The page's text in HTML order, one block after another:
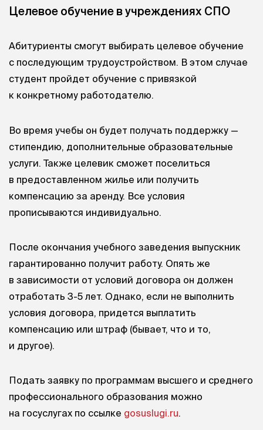
Целевое обучение в учреждениях СПО
Абитуриенты смогут выбирать целевое обучение
с последующим трудоустройством. В этом случае
студент пройдет обучение с привязкой
к конкретному работодателю.
Во время учебы он будет получать поддержку —
стипендию, дополнительные образовательные
услуги. Также целевик сможет поселиться
в предоставленном жилье или получить
компенсацию за аренду. Все условия
прописываются индивидуально.
После окончания учебного заведения выпускник
гарантированно получит работу. Опять же
в зависимости от условий договора он должен
отработать 3-5 лет. Однако, если не выполнить
условия договора, придется выплатить
компенсацию или штраф (бывает, что и то,
и другое).
Подать заявку по программам высшего и среднего
профессионального образования можно
на госуслугах по ссылке gosuslugi.ru.